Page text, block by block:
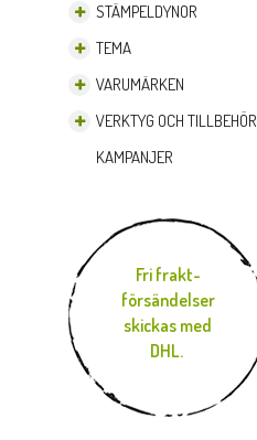
STÄMPELDYNOR
TEMA
VARUMÄRKEN
VERKTYG OCH TILLBEHÖR
KAMPANJER
Fri frakt-
försändelser
skickas med
DHL.